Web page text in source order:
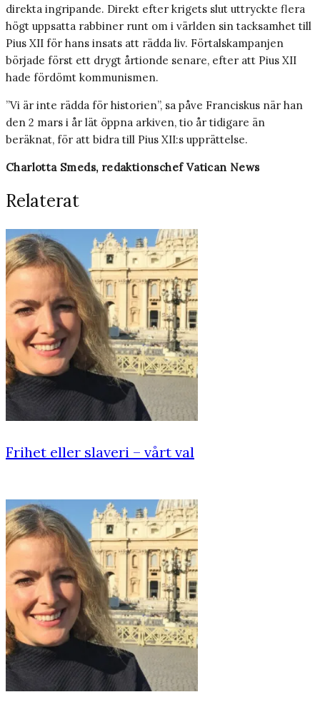
direkta ingripande. Direkt efter krigets slut uttryckte flera
högt uppsatta rabbiner runt om i världen sin tacksamhet till
Pius XII för hans insats att rädda liv. Förtalskampanjen
började först ett drygt årtionde senare, efter att Pius XII
hade fördömt kommunismen.
”Vi är inte rädda för historien”, sa påve Franciskus när han
den 2 mars i år lät öppna arkiven, tio år tidigare än
beräknat, för att bidra till Pius XII:s upprättelse.
Charlotta Smeds, redaktionschef Vatican News
Relaterat
Frihet eller slaveri – vårt val